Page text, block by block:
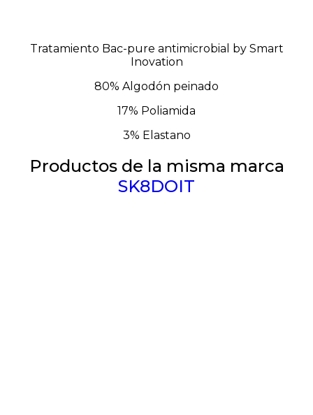
Tratamiento Bac-pure antimicrobial by Smart
Inovation
80% Algodón peinado
17% Poliamida
3% Elastano
Productos de la misma marca
SK8DOIT